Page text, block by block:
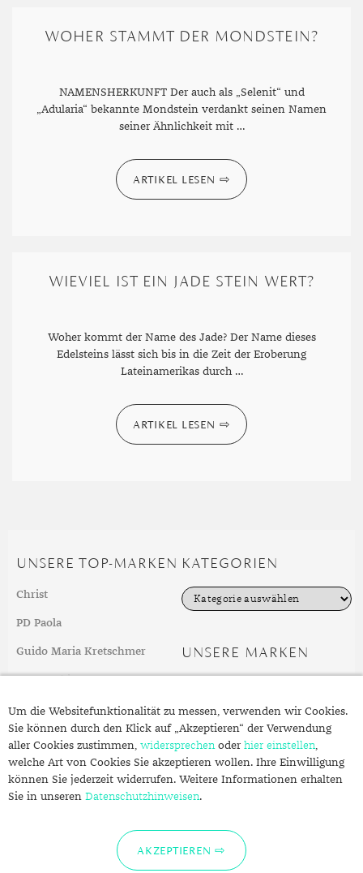
WOHER STAMMT DER MONDSTEIN?
NAMENSHERKUNFT Der auch als „Selenit“ und
„Adularia“ bekannte Mondstein verdankt seinen Namen
seiner Ähnlichkeit mit …
ARTIKEL LESEN
WIEVIEL IST EIN JADE STEIN WERT?
Woher kommt der Name des Jade? Der Name dieses
Edelsteins lässt sich bis in die Zeit der Eroberung
Lateinamerikas durch …
ARTIKEL LESEN
UNSERE TOP-MARKEN
Christ
PD Paola
Guido Maria Kretschmer
weitere Top-Marken
KATEGORIEN
K
a
o
n
UNSERE MARKEN
FOLGEN SIE UNS ÜBER SCHMUCK.DE
Fragen zu Ihrer Bestellung?
Datenschutzerklärung
Impressum
Um die Websitefunktionalität zu messen, verwenden wir Cookies.
Sie können durch den Klick auf „Akzeptieren“ der Verwendung
aller Cookies zustimmen, widersprechenoder hier einstellen,
welche Art von Cookies Sie akzeptieren wollen. Ihre Einwilligung
können Sie jederzeit widerrufen. Weitere Informationen erhalten
Sie in unseren Datenschutzhinweisen.
AKZEPTIEREN